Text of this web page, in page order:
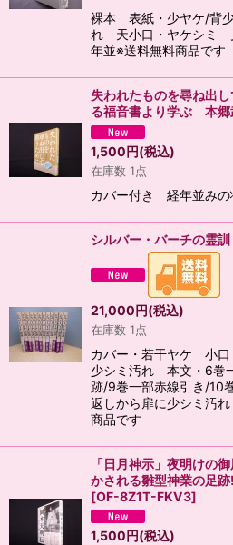
裸本 表紙・少ヤケ/背
れ 天小口・ヤケシミ
年並※送料無料商品です
失われたものを尋ね出
る福音書より学ぶ 本郷
1,500円(税込)
在庫数 1点
カバー付き 経年並みの
シルバー・バーチの霊
21,000円(税込)
在庫数 1点
カバー・若干ヤケ 小
少シミ汚れ 本文・6巻
跡/9巻一部赤線引き/10
返しから扉に少シミ汚
商品です
「日月神示」夜明けの
かされる雛型神業の足
[OF-8Z1T-FKV3]
1,500円(税込)